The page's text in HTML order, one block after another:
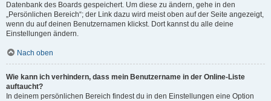
Datenbank des Boards gespeichert. Um diese zu ändern, gehe in den
„Persönlichen Bereich“; der Link dazu wird meist oben auf der Seite angezeigt,
wenn du auf deinen Benutzernamen klickst. Dort kannst du alle deine
Einstellungen ändern.
Nach oben
Wie kann ich verhindern, dass mein Benutzername in der Online-Liste
auftaucht?
In deinem persönlichen Bereich findest du in den Einstellungen eine Option